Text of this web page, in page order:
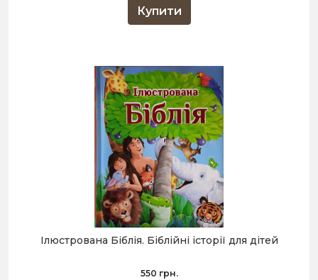
Купити
Ілюстрована Біблія. Біблійні історії для дітей
550 грн.